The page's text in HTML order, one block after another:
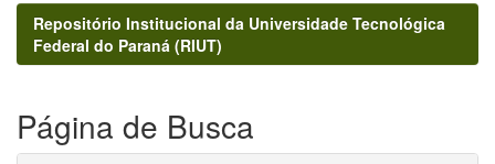
Repositório Institucional da Universidade Tecnológica
Federal do Paraná (RIUT)
Página de Busca